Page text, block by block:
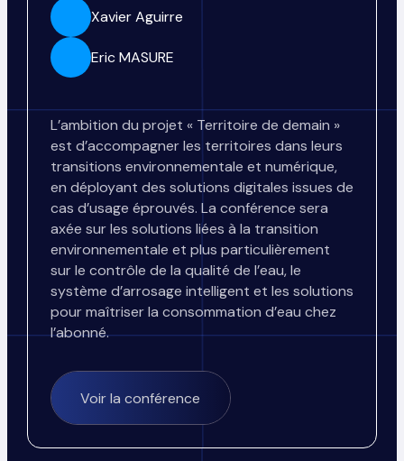
Xavier Aguirre
Eric MASURE
L’ambition du projet « Territoire de demain »
est d’accompagner les territoires dans leurs
transitions environnementale et numérique,
en déployant des solutions digitales issues de
cas d’usage éprouvés. La conférence sera
axée sur les solutions liées à la transition
environnementale et plus particulièrement
sur le contrôle de la qualité de l’eau, le
système d’arrosage intelligent et les solutions
pour maîtriser la consommation d’eau chez
l’abonné.
Voir la conférence